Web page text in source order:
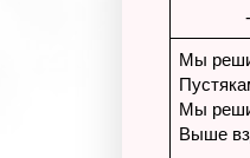
-
Мы
Мы
Выше